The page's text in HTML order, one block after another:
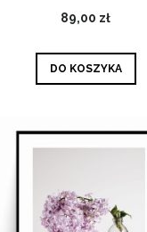
89,00 zł
DO KOSZYKA